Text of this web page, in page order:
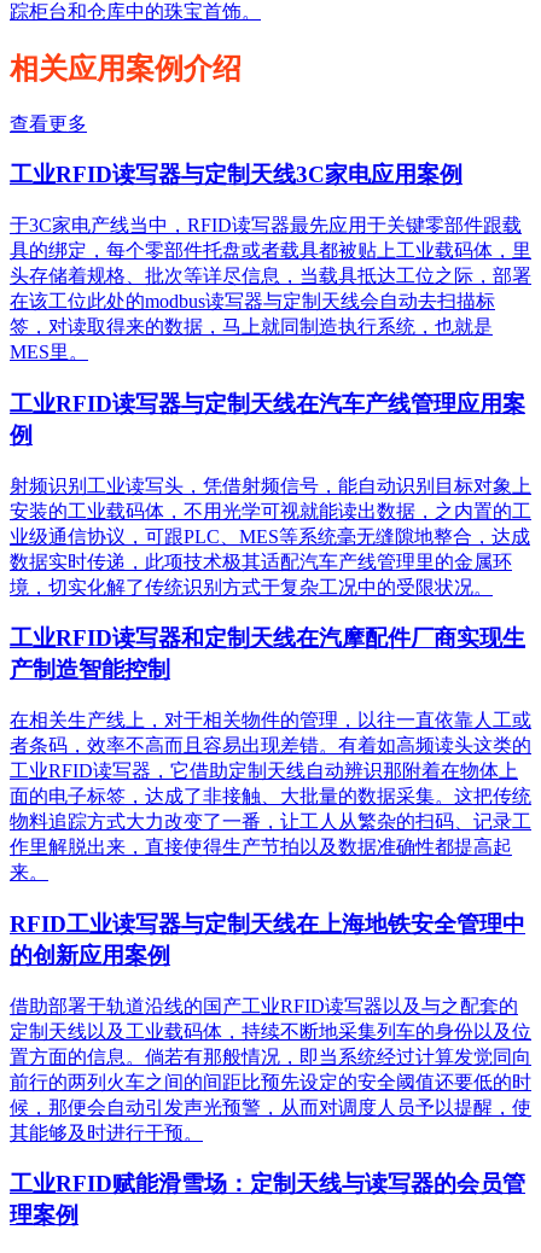
踪柜台和仓库中的珠宝首饰。
相关应用案例介绍
查看更多
工业RFID读写器与定制天线3C家电应用案例
于3C家电产线当中，RFID读写器最先应用于关键零部件跟载
具的绑定，每个零部件托盘或者载具都被贴上工业载码体，里
头存储着规格、批次等详尽信息，当载具抵达工位之际，部署
在该工位此处的modbus读写器与定制天线会自动去扫描标
签，对读取得来的数据，马上就同制造执行系统，也就是
MES里。
工业RFID读写器与定制天线在汽车产线管理应用案
例
射频识别工业读写头，凭借射频信号，能自动识别目标对象上
安装的工业载码体，不用光学可视就能读出数据，之内置的工
业级通信协议，可跟PLC、MES等系统毫无缝隙地整合，达成
数据实时传递，此项技术极其适配汽车产线管理里的金属环
境，切实化解了传统识别方式于复杂工况中的受限状况。
工业RFID读写器和定制天线在汽摩配件厂商实现生
产制造智能控制
在相关生产线上，对于相关物件的管理，以往一直依靠人工或
者条码，效率不高而且容易出现差错。有着如高频读头这类的
工业RFID读写器，它借助定制天线自动辨识那附着在物体上
面的电子标签，达成了非接触、大批量的数据采集。这把传统
物料追踪方式大力改变了一番，让工人从繁杂的扫码、记录工
作里解脱出来，直接使得生产节拍以及数据准确性都提高起
来。
RFID工业读写器与定制天线在上海地铁安全管理中
的创新应用案例
借助部署于轨道沿线的国产工业RFID读写器以及与之配套的
定制天线以及工业载码体，持续不断地采集列车的身份以及位
置方面的信息。倘若有那般情况，即当系统经过计算发觉同向
前行的两列火车之间的间距比预先设定的安全阈值还要低的时
候，那便会自动引发声光预警，从而对调度人员予以提醒，使
其能够及时进行干预。
工业RFID赋能滑雪场：定制天线与读写器的会员管
理案例